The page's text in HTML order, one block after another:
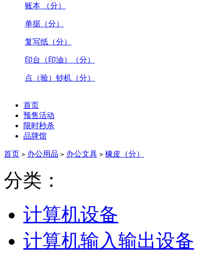
账本 （分）
单据（分）
复写纸（分）
印台（印油）（分）
点（验）钞机（分）
首页
预售活动
限时秒杀
品牌馆
首页 > 办公用品 > 办公文具 > 橡皮（分）
分类：
计算机设备
计算机输入输出设备